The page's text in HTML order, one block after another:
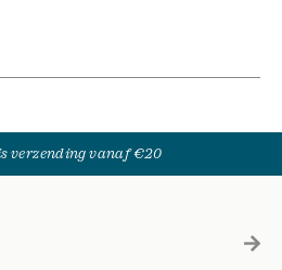
verzending vanaf €20